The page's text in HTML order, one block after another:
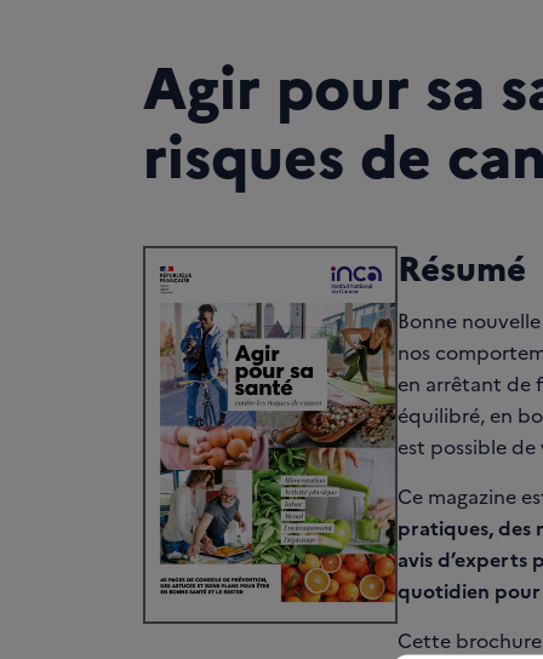
Agir pour sa
risques de
Résumé
Bonne
nos
en arrêtant de
équilibré, en
est possible
Ce magazine
pratiques, des
avis d’experts
quotidien pour
Cette